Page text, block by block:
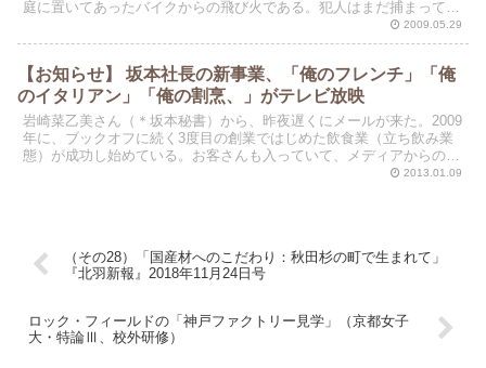
庭に置いてあったバイクからの飛び火である。犯人はまだ捕まってい
ない。実は、わが屋も一昨年、南側の駐車場で放火あり、危...2009.05.29
【お知らせ】 坂本社長の新事業、「俺のフレンチ」「俺
のイタリアン」「俺の割烹、」がテレビ放映
岩崎菜乙美さん（＊坂本秘書）から、昨夜遅くにメールが来た。2009
年に、ブックオフに続く3度目の創業ではじめた飲食業（立ち飲み業
態）が成功し始めている。お客さんも入っていて、メディアからの注
2013.01.09
（その28）「国産材へのこだわり：秋田杉の町で生まれて」
『北羽新報』2018年11月24日号
ロック・フィールドの「神戸ファクトリー見学」（京都女子
大・特論Ⅲ、校外研修）